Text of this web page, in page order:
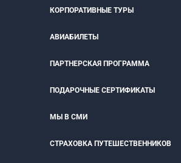
КОРПОРАТИВНЫЕ ТУРЫ
АВИАБИЛЕТЫ
ПАРТНЕРСКАЯ ПРОГРАММА
ПОДАРОЧНЫЕ СЕРТИФИКАТЫ
МЫ В СМИ
СТРАХОВКА ПУТЕШЕСТВЕННИКОВ